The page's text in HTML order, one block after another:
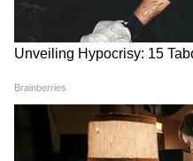
LATEST VIDEOS
Rahul Gandhi से मिलीं
लाठी खाने वाली
दाग दिया ये सवाल!